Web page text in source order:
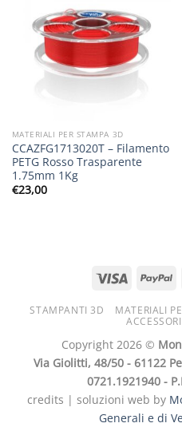
MATERIALI PER STAMPA 3D
CCAZFG1713020T – Filamento
PETG Rosso Trasparente
1.75mm 1Kg
€23,00
STAMPANTI 3D MATERIALI
Copyright 2026 ©
Via Giolitti, 48/50 - 61122
0721.1921940 -
credits | soluzioni web by
Generali e di